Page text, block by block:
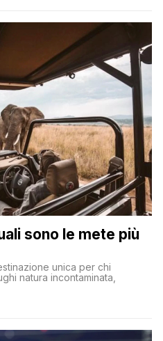
sono le mete più
unica per chi
natura incontaminata,